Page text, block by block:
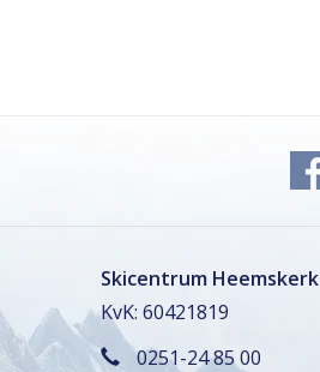
Skicentrum Heemskerk
KvK: 60421819
0251-24 85 00